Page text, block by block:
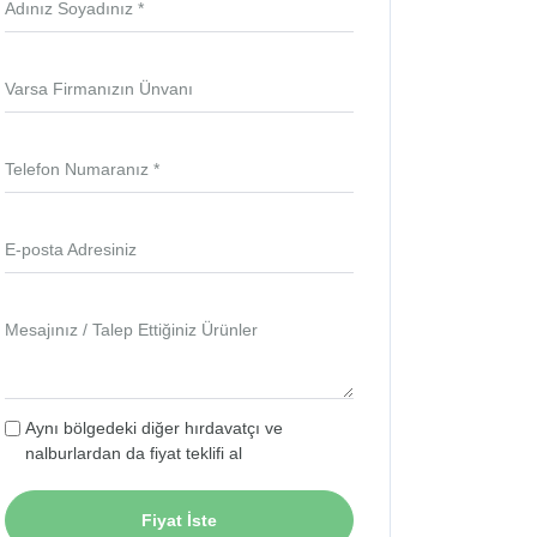
Adınız Soyadınız *
Varsa Firmanızın Ünvanı
Telefon Numaranız *
E-posta Adresiniz
Mesajınız / Talep Ettiğiniz Ürünler
Aynı bölgedeki diğer hırdavatçı ve
nalburlardan da fiyat teklifi al
Fiyat İste